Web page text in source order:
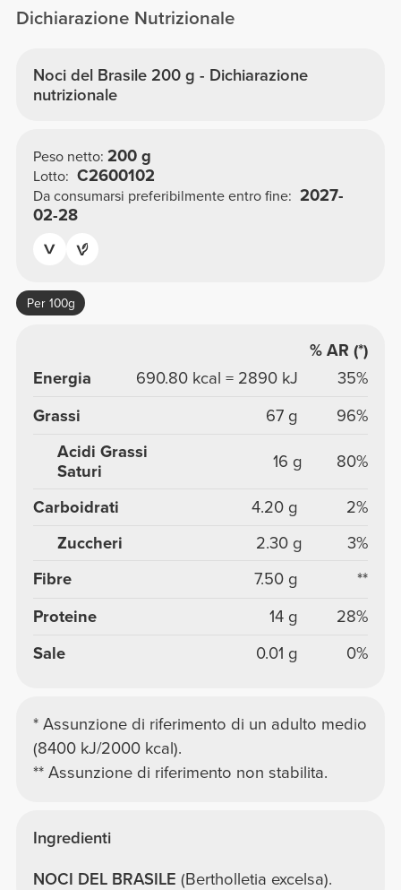
Dichiarazione Nutrizionale
Noci del Brasile 200 g - Dichiarazione
nutrizionale
Peso netto: 200 g
Lotto: C2600102
Da consumarsi preferibilmente entro fine: 2027-
02-28
Per 100g
% AR (*)
Energia
690.80 kcal = 2890 kJ
35%
Grassi
67 g
96%
Acidi Grassi
Saturi
16 g 80%
Carboidrati 4.20 g
2%
Zuccheri
2.30 g
3%
Fibre
7.50 g
**
Proteine
14 g
28%
Sale
0.01 g 0%
* Assunzione di riferimento di un adulto medio
(8400 kJ/2000 kcal).
** Assunzione di riferimento non stabilita.
Ingredienti
NOCI DEL BRASILE (Bertholletia excelsa).